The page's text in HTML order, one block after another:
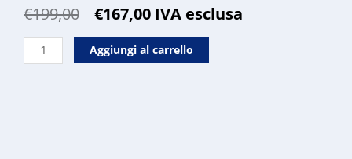
€199,00
Il
originale
era:
€167,00Il
attuale
è:
IVA esclusa
Finanza
immobiliare
Aggiungi al carrello